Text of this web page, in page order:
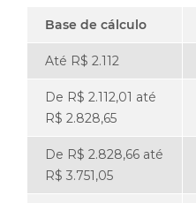
Base de cálculo
Até R$ 2.112
De R$ 2.112,01 até
R$ 2.828,65
De R$ 2.828,66 até
R$ 3.751,05